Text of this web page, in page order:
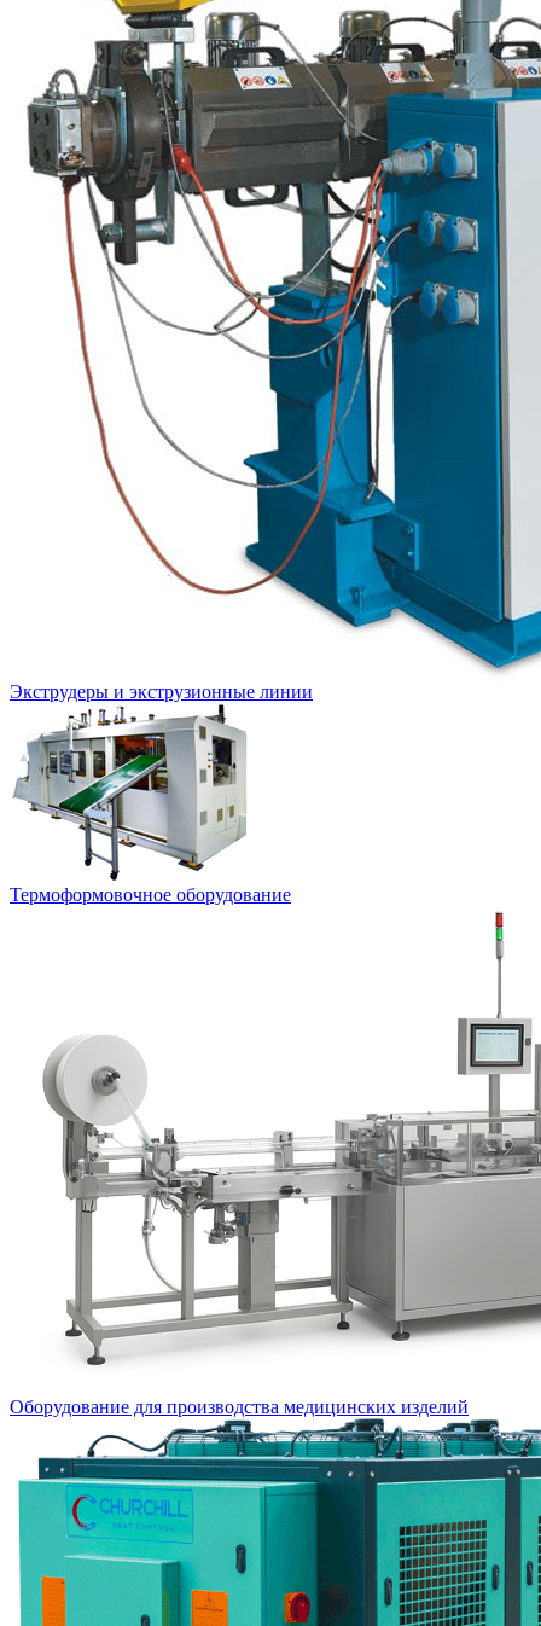
Экструдеры и экструзионные линии
Термоформовочное оборудование
Оборудование для производства медицинских изделий